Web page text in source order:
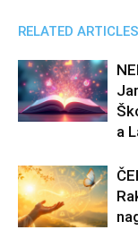
RELATED ARTICLES
a